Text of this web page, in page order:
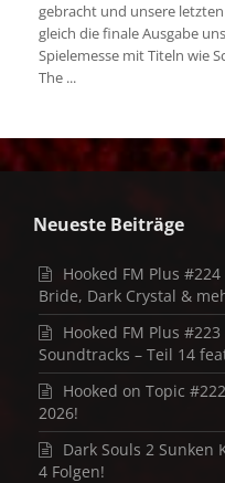
gebracht und unsere
gleich die finale Ausgabe
Spielemesse mit Titeln wie
The ...
Neueste Beiträge
Hooked FM Plus
Bride, Dark Crystal &
Hooked FM Plus
Soundtracks – Teil 14
Hooked on Topic
2026!
Dark Souls 2 Sunken
4 Folgen!